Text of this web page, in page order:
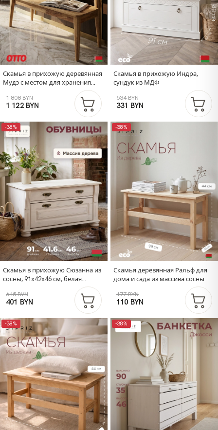
Скамья в прихожую деревянная
Мудэ с местом для хранения
вещей, скамья на кухню из
массива дуба, скамья для
спальни
1 808 BYN
1 122 BYN
Скамья в прихожую Индра,
сундук из МДФ
534 BYN
331 BYN
-38%
Скамья в прихожую Сюзанна из
сосны, 91х42х46 см, белая
обувница для хранения вещей и
обуви в прихожей
645 BYN
401 BYN
-38%
Скамья деревянная Ральф для
дома и сада из массива сосны
177 BYN
110 BYN
-38% -38%